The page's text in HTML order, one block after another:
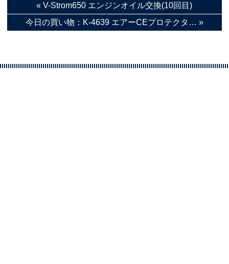
«V-Strom650 エンジンオイル交換(10回目)
今日の買い物：K-4639 エアーCEプロテクタ… »